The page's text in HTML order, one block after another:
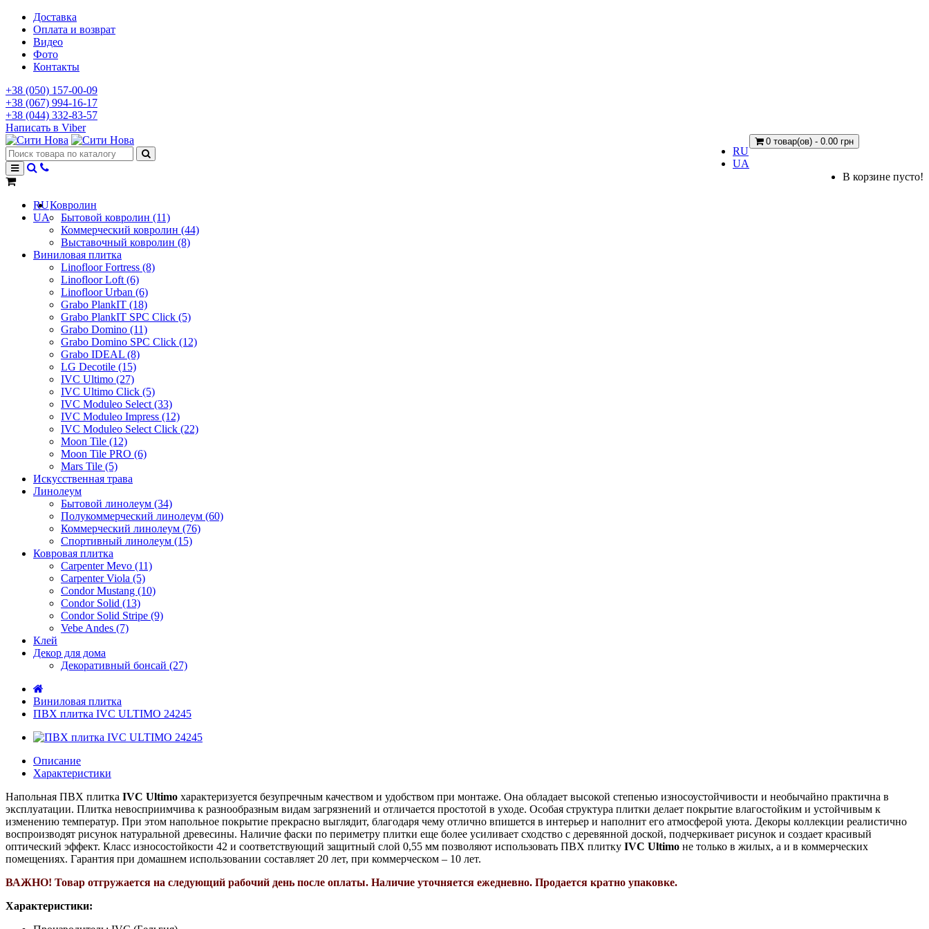
Доставка
Оплата и возврат
Видео
Фото
Контакты
+38 (050) 157-00-09
+38 (067) 994-16-17
+38 (044) 332-83-57
Написать в Viber
RU
UA
0 товар(ов) - 0.00 грн
В корзине пусто!
RU
UA
Ковролин
Бытовой ковролин (11)
Коммерческий ковролин (44)
Выставочный ковролин (8)
Виниловая плитка
Linofloor Fortress (8)
Linofloor Loft (6)
Linofloor Urban (6)
Grabo PlankIT (18)
Grabo PlankIT SPC Click (5)
Grabo Domino (11)
Grabo Domino SPC Click (12)
Grabo IDEAL (8)
LG Decotile (15)
IVC Ultimo (27)
IVC Ultimo Click (5)
IVC Moduleo Select (33)
IVC Moduleo Impress (12)
IVC Moduleo Select Click (22)
Moon Tile (12)
Moon Tile PRO (6)
Mars Tile (5)
Искусcтвенная трава
Линолеум
Бытовой линолеум (34)
Полукоммерческий линолеум (60)
Коммерческий линолеум (76)
Спортивный линолеум (15)
Ковровая плитка
Carpenter Mevo (11)
Carpenter Viola (5)
Condor Mustang (10)
Condor Solid (13)
Condor Solid Stripe (9)
Vebe Andes (7)
Клей
Декор для дома
Декоративный бонсай (27)
Виниловая плитка
ПВХ плитка IVC ULTIMO 24245
Описание
Характеристики
Напольная ПВХ плитка IVC Ultimo характеризуется безупречным качеством и удобством при монтаже. Она обладает высокой степенью износоустойчивости и необычайно практична в
эксплуатации. Плитка невосприимчива к разнообразным видам загрязнений и отличается простотой в уходе. Особая структура плитки делает покрытие влагостойким и устойчивым к
изменению температур. При этом напольное покрытие прекрасно выглядит, благодаря чему отлично впишется в интерьер и наполнит его атмосферой уюта. Декоры коллекции реалистично
воспроизводят рисунок натуральной древесины. Наличие фаски по периметру плитки еще более усиливает сходство с деревянной доской, подчеркивает рисунок и создает красивый
оптический эффект. Класс износостойкости 42 и соответствующий защитный слой 0,55 мм позволяют использовать ПВХ плитку IVC Ultimo не только в жилых, а и в коммерческих
помещениях. Гарантия при домашнем использовании составляет 20 лет, при коммерческом – 10 лет.
ВАЖНО! Товар отгружается на следующий рабочий день после оплаты. Наличие уточняется ежедневно. Продается кратно упаковке.
Характеристики: